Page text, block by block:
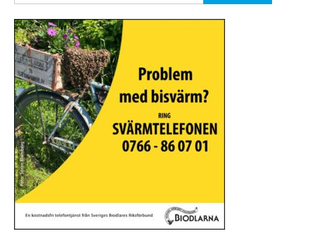
efter: